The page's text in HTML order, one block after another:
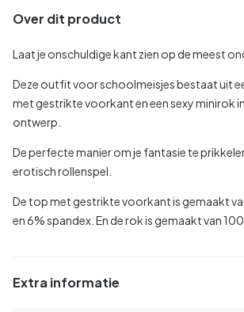
Over dit product
Laat je onschuldige kant zien op de meest
Deze outfit voor schoolmeisjes bestaat uit
met gestrikte voorkant en een sexy minirok
ontwerp.
De perfecte manier om je fantasie te
erotisch rollenspel.
De top met gestrikte voorkant is gemaakt
en 6% spandex. En de rok is gemaakt van
Extra informatie